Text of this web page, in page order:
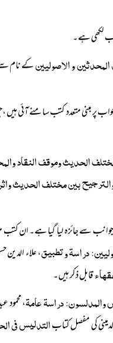
لکھی ہے۔
و الاصولیینکے نام
مبنی متعدد کتب سامنے آئی ہیں
الحدیث وموقف النقاد
بین مختلف الحدیث
سے جائزہ لیا گیا ہے۔ ان کتب
دراسۃ و تطبیق، علاء الدین
قابل ذکر ہیں۔
والمدلسون: دراسۃ عامۃ، محمود
کی مفصل کتابالتدلیس فی